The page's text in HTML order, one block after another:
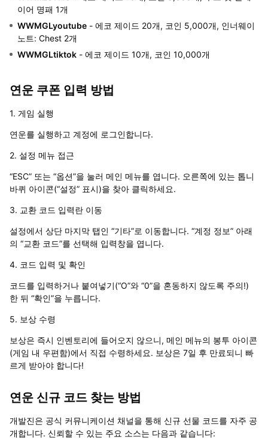
이어 명패 1개
WWMGLyoutube - 에코 제이드 20개, 코인 5,000개, 인너웨이
노트: Chest 2개
WWMGLtiktok - 에코 제이드 10개, 코인 10,000개
연운 쿠폰 입력 방법
1. 게임 실행
연운를 실행하고 계정에 로그인합니다.
2. 설정 메뉴 접근
“ESC” 또는 “옵션”을 눌러 메인 메뉴를 엽니다. 오른쪽에 있는 톱니
바퀴 아이콘(“설정” 표시)을 찾아 클릭하세요.
3. 교환 코드 입력란 이동
설정에서 상단 마지막 탭인 “기타”로 이동합니다. “계정 정보” 아래
의 “교환 코드”를 선택해 입력창을 엽니다.
4. 코드 입력 및 확인
코드를 입력하거나 붙여넣기(“O”와 “0”을 혼동하지 않도록 주의!)
한 뒤 “확인”을 누릅니다.
5. 보상 수령
보상은 즉시 인벤토리에 들어오지 않으니, 메인 메뉴의 봉투 아이콘
(게임 내 우편함)에서 직접 수령하세요. 보상은 7일 후 만료되니 빠
르게 받아야 합니다!
연운 신규 코드 찾는 방법
개발진은 공식 커뮤니케이션 채널을 통해 신규 선물 코드를 자주 공
개합니다. 신뢰할 수 있는 주요 소스는 다음과 같습니다: